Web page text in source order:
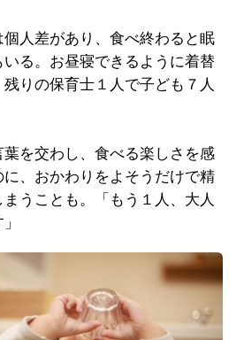
人差があり、食べ終わると眠
いる。お昼寝できるように着替
りの保育士１人で子ども７人
葉を交わし、食べる楽しさを感
に、おかわりをよそうだけで精
うことも。「もう１人、大人